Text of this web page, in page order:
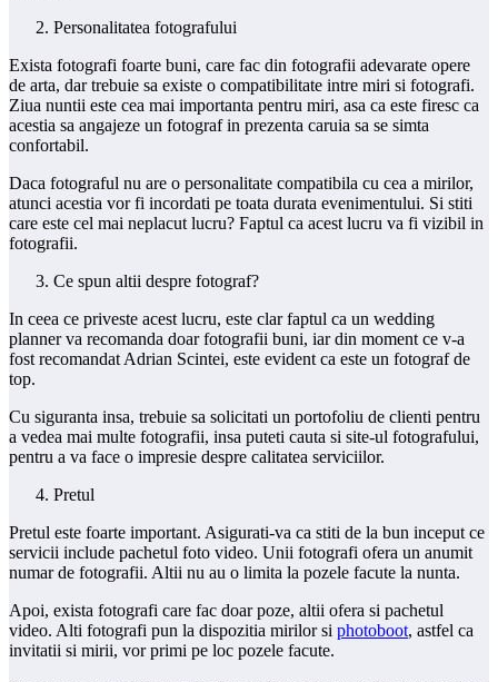
Personalitatea fotografului
Exista fotografi foarte buni, care fac din fotografii adevarate opere
de arta, dar trebuie sa existe o compatibilitate intre miri si fotografi.
Ziua nuntii este cea mai importanta pentru miri, asa ca este firesc ca
acestia sa angajeze un fotograf in prezenta caruia sa se simta
confortabil.
Daca fotograful nu are o personalitate compatibila cu cea a mirilor,
atunci acestia vor fi incordati pe toata durata evenimentului. Si stiti
care este cel mai neplacut lucru? Faptul ca acest lucru va fi vizibil in
fotografii.
Ce spun altii despre fotograf?
In ceea ce priveste acest lucru, este clar faptul ca un wedding
planner va recomanda doar fotografii buni, iar din moment ce v-a
fost recomandat Adrian Scintei, este evident ca este un fotograf de
top.
Cu siguranta insa, trebuie sa solicitati un portofoliu de clienti pentru
a vedea mai multe fotografii, insa puteti cauta si site-ul fotografului,
pentru a va face o impresie despre calitatea serviciilor.
Pretul
Pretul este foarte important. Asigurati-va ca stiti de la bun inceput ce
servicii include pachetul foto video. Unii fotografi ofera un anumit
numar de fotografii. Altii nu au o limita la pozele facute la nunta.
Apoi, exista fotografi care fac doar poze, altii ofera si pachetul
video. Alti fotografi pun la dispozitia mirilor si photoboot, astfel ca
invitatii si mirii, vor primi pe loc pozele facute.